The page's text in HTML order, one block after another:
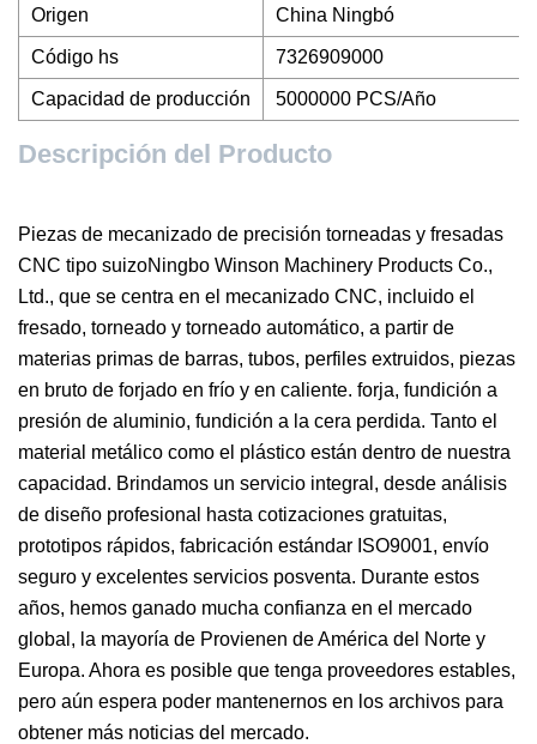
Origen China Ningbó
Código hs 7326909000
Capacidad de producción 5000000 PCS/Año
Descripción del Producto
Piezas de mecanizado de precisión torneadas y fresadas
CNC tipo suizoNingbo Winson Machinery Products Co.,
Ltd., que se centra en el mecanizado CNC, incluido el
fresado, torneado y torneado automático, a partir de
materias primas de barras, tubos, perfiles extruidos, piezas
en bruto de forjado en frío y en caliente. forja, fundición a
presión de aluminio, fundición a la cera perdida. Tanto el
material metálico como el plástico están dentro de nuestra
capacidad. Brindamos un servicio integral, desde análisis
de diseño profesional hasta cotizaciones gratuitas,
prototipos rápidos, fabricación estándar ISO9001, envío
seguro y excelentes servicios posventa. Durante estos
años, hemos ganado mucha confianza en el mercado
global, la mayoría de Provienen de América del Norte y
Europa. Ahora es posible que tenga proveedores estables,
pero aún espera poder mantenernos en los archivos para
obtener más noticias del mercado.